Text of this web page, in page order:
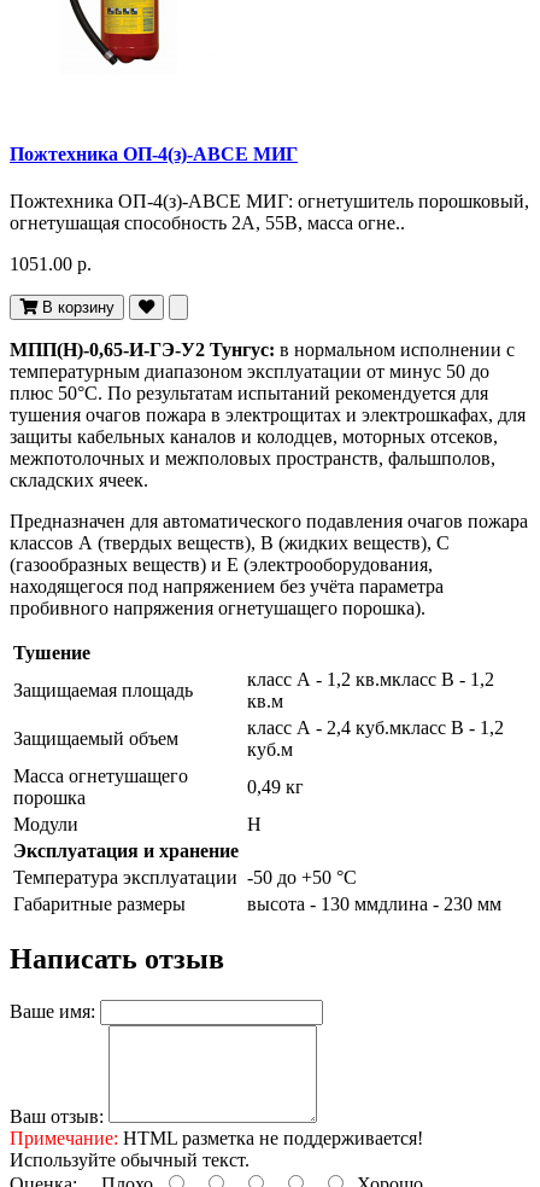
Пожтехника ОП-4(з)-АВСЕ МИГ
Пожтехника ОП-4(з)-АВСЕ МИГ: огнетушитель порошковый,
огнетушащая способность 2А, 55В, масса огне..
1051.00 р.
В корзину
МПП(Н)-0,65-И-ГЭ-У2 Тунгус: в нормальном исполнении с
температурным диапазоном эксплуатации от минус 50 до
плюс 50°С. По результатам испытаний рекомендуется для
тушения очагов пожара в электрощитах и электрошкафах, для
защиты кабельных каналов и колодцев, моторных отсеков,
межпотолочных и межполовых пространств, фальшполов,
складских ячеек.
Предназначен для автоматического подавления очагов пожара
классов А (твердых веществ), В (жидких веществ), С
(газообразных веществ) и Е (электрооборудования,
находящегося под напряжением без учёта параметра
пробивного напряжения огнетушащего порошка).
Тушение
Защищаемая площадь
класс А - 1,2 кв.мкласс В - 1,2
кв.м
Защищаемый объем
класс А - 2,4 куб.мкласс В - 1,2
куб.м
Масса огнетушащего
порошка
0,49 кг
Модули
Н
Эксплуатация и хранение
Температура эксплуатации -50 до +50 °С
Габаритные размеры
высота - 130 ммдлина - 230 мм
Написать отзыв
Ваше имя:
Ваш отзыв:
Примечание: HTML разметка не поддерживается!
Используйте обычный текст.